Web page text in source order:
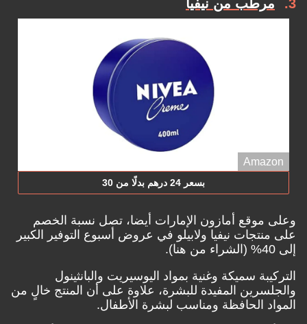
3 مرطب من نيفيا
Amazon
بسعر 24 درهم بدلًا من 30
وعلى موقع أمازون الإمارات أيضا، تصل نسبة الخصم
على منتجات نيفيا ولابيلو في عروض أسبوع التوفير الكبير
إلى 40% (
الشراء من هنا).
التركيبة سميكة وغنية بمواد اليوسيريت والبانثينول
والجلسرين المفيدة للبشرة، علاوة على أن المنتج خالٍ من
المواد الحافظة ومناسب لبشرة الأطفال.